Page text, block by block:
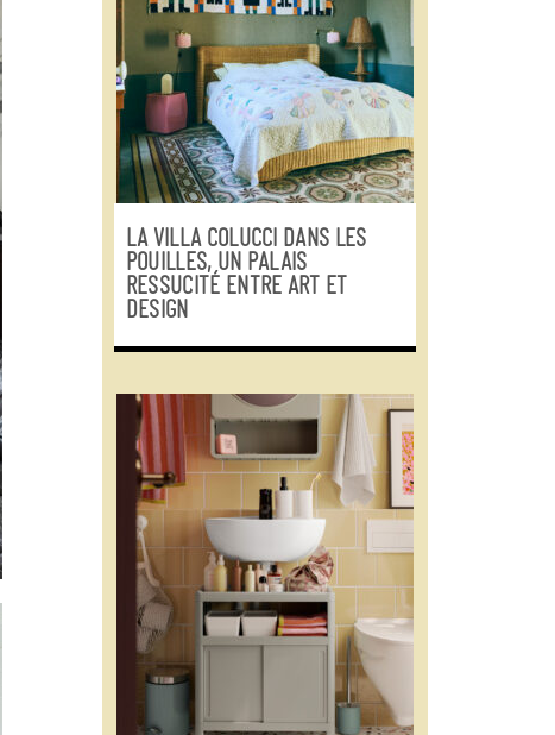
LA VILLA COLUCCI DANS LES
POUILLES, UN PALAIS
RESSUCITÉ ENTRE ART ET
DESIGN